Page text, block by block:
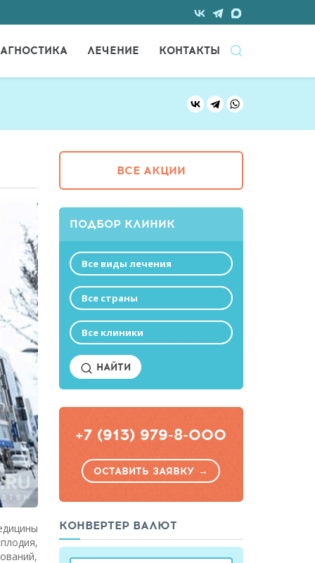
ЛЕЧЕНИЕ КОНТАКТЫ
ВСЕ АКЦИИ
ПОДБОР КЛИНИК
Все виды лечения
Все страны
Все клиники
НАЙТИ
+7 (913) 979-8-000
ОСТАВИТЬ ЗАЯВКУ →
КОНВЕРТЕР ВАЛЮТ